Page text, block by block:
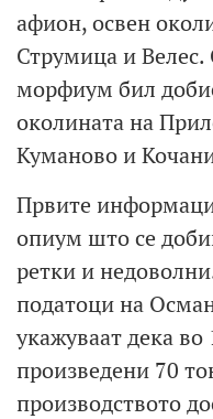
афион, освен
Струмица и
морфиум бил
околината на
Куманово и
Првите
опиум што се
ретки и
податоци на
укажуваат дека
произведени 70
производството